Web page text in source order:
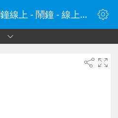
下午3:30鬧鐘 - 鬧鐘線上 - 鬧鐘 - 線上鬧鐘 - 在線鬧鐘 - 鬧鐘在線 - naozhong.tw